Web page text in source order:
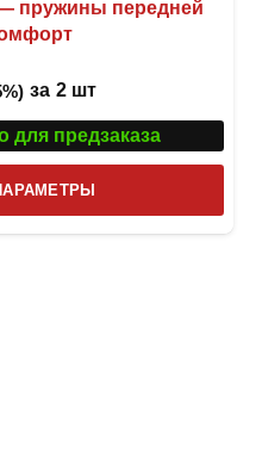
пружины передней
за 2 шт
для предзаказа
товар